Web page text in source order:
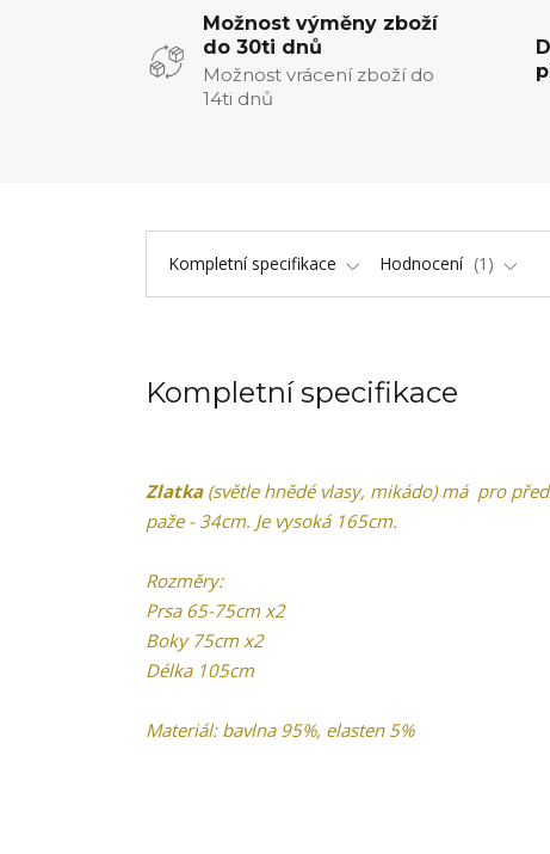
Možnost výměny zboží
do 30ti dnů
Možnost vrácení zboží do
14ti dnů
Kompletní specifikace Hodnocení 1
Kompletní specifikace
Zlatka (světle hnědé vlasy, mikádo) má pro
paže - 34cm. Je vysoká 165cm.
Rozměry:
Prsa 65-75cm x2
Boky 75cm x2
Délka 105cm
Materiál: bavlna 95%, elasten 5%